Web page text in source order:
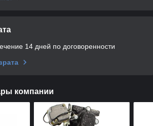
14 дней по договоренности
компании